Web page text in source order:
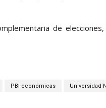
de
PBI económicas Universidad